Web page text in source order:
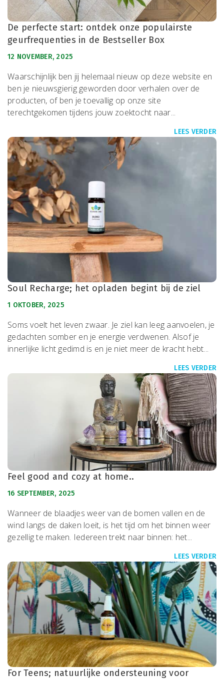
De perfecte start: ontdek onze populairste
geurfrequenties in de Bestseller Box
12 NOVEMBER, 2025
Waarschijnlijk ben jij helemaal nieuw op deze website en
ben je nieuwsgierig geworden door verhalen over de
producten, of ben je toevallig op onze site
terechtgekomen tijdens jouw zoektocht naar...
LEES VERDER
Soul Recharge; het opladen begint bij de ziel
1 OKTOBER, 2025
Soms voelt het leven zwaar. Je ziel kan leeg aanvoelen, je
gedachten somber en je energie verdwenen. Alsof je
innerlijke licht gedimd is en je niet meer de kracht hebt...
LEES VERDER
Feel good and cozy at home..
16 SEPTEMBER, 2025
Wanneer de blaadjes weer van de bomen vallen en de
wind langs de daken loeit, is het tijd om het binnen weer
gezellig te maken. Iedereen trekt naar binnen: het...
LEES VERDER
For Teens; natuurlijke ondersteuning voor